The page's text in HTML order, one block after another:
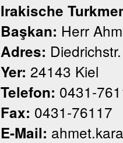
Irakische
Başkan: Herr
Adres:
Yer: 24143 Kiel
Telefon: 0431-
Fax: 0431-76117
E-Mail: